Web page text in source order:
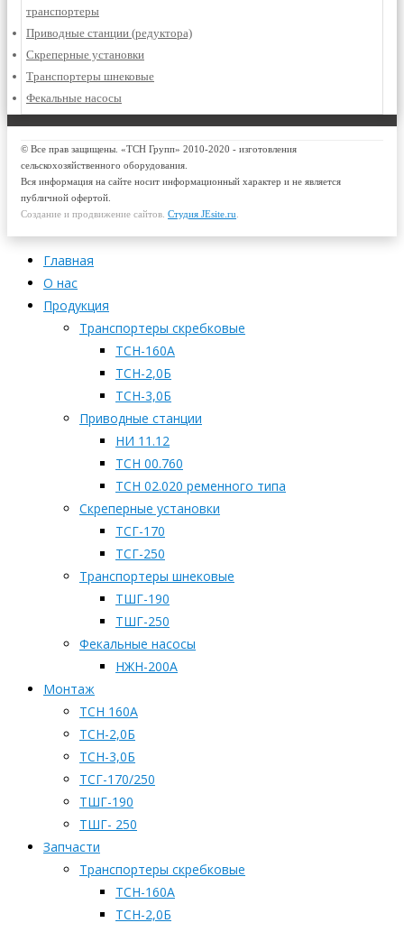
транспортеры
Приводные станции (редуктора)
Скреперные установки
Транспортеры шнековые
Фекальные насосы
© Все прав защищены. «ТСН Групп» 2010-2020 - изготовления
сельскохозяйственного оборудования.
Вся информация на сайте носит информационный характер и не является
публичной офертой.
Создание и продвижение сайтов. Студия JEsite.ru
Главная
О нас
Продукция
Транспортеры скребковые
ТСН-160А
ТСН-2,0Б
ТСН-3,0Б
Приводные станции
НИ 11.12
ТСН 00.760
ТСН 02.020 ременного типа
Скреперные установки
ТСГ-170
ТСГ-250
Транспортеры шнековые
ТШГ-190
ТШГ-250
Фекальные насосы
НЖН-200А
Монтаж
ТСН 160А
ТСН-2,0Б
ТСН-3,0Б
ТСГ-170/250
ТШГ-190
ТШГ- 250
Запчасти
Транспортеры скребковые
ТСН-160А
ТСН-2,0Б